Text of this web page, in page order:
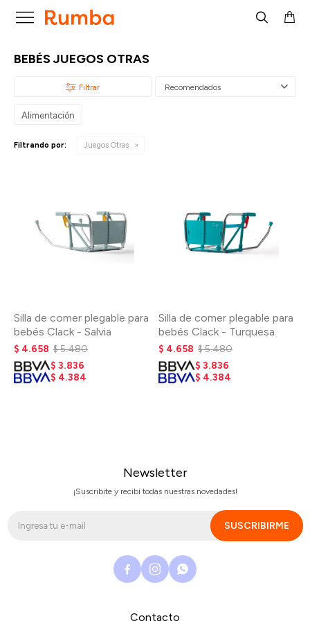

BEBÉS JUEGOS OTRAS
Recomendados
Alimentación
Filtrando por: Juegos Otras
Silla de comer plegable para
bebés Clack - Salvia
$ 4.658 $5.480
$ 3.836
$ 4.384
Silla de comer plegable para
bebés Clack - Turquesa
$ 4.658 $5.480
$ 3.836
$ 4.384
Contacto
Newsletter
¡Suscribite y recibí todas nuestras novedades!
SUSCRIBIRME
  